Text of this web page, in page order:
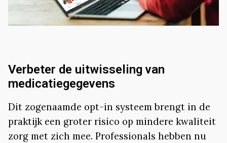
Verbeter de uitwisseling van
medicatiegegevens
Dit zogenaamde opt-in systeem brengt in de
praktijk een groter risico op mindere kwaliteit
zorg met zich mee. Professionals hebben nu